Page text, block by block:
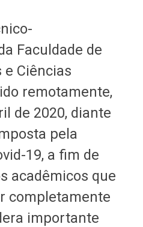
Faculdade de
e Ciências
remotamente,
de 2020, diante
pela
19, a fim de
acadêmicos que
completamente
importante